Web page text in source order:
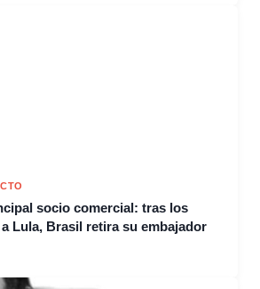
socio comercial: tras los
Lula, Brasil retira su embajador